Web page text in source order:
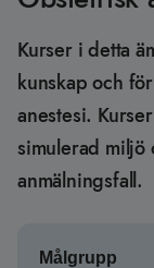
Kurser i detta
kunskap och
anestesi.
simulerad miljö
anmälningsfall.
Målgrupp